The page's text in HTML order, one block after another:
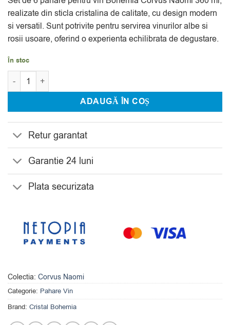
realizate din sticla cristalina de calitate, cu design modern
si versatil. Sunt potrivite pentru servirea vinurilor albe si
rosii usoare, oferind o experienta echilibrata de degustare.
În stoc
Cantitate Set 6 Pahare Vin Bohemia Corvus Naomi 360 ml
ADAUGĂ ÎN COȘ
Retur garantat
Garantie 24 luni
Plata securizata
Colectia: Corvus Naomi
Categorie: Pahare Vin
Brand: Cristal Bohemia